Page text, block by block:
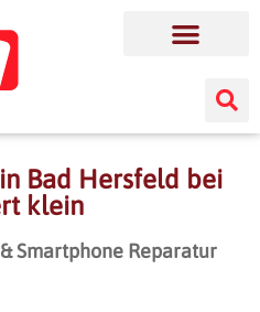
Bad Hersfeld bei
klein
Smartphone Reparatur